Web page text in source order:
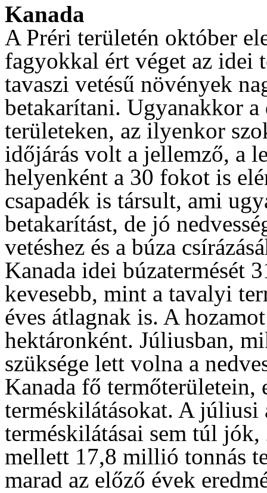
Kanada
A Préri területén október
fagyokkal ért véget az idei
tavaszi vetésű növények
betakarítani. Ugyanakkor a
területeken, az ilyenkor
időjárás volt a jellemző, a
helyenként a 30 fokot is
csapadék is társult, ami
betakarítást, de jó
vetéshez és a búza
Kanada idei búzatermését
kevesebb, mint a tavalyi
éves átlagnak is. A
hektáronként. Júliusban,
szüksége lett volna a
Kanada fő termőterületein,
terméskilátásokat. A júliusi
terméskilátásai sem túl
mellett 17,8 millió tonnás
marad az előző évek